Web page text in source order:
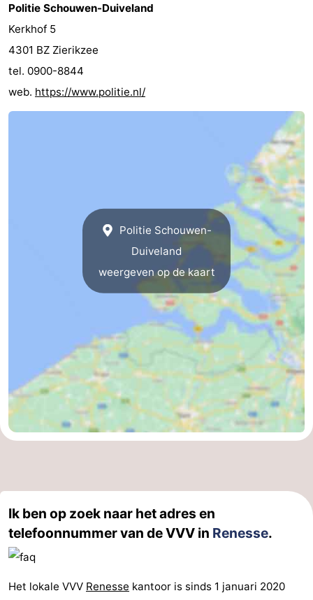
Politie Schouwen-Duiveland
Kerkhof 5
4301 BZ Zierikzee
tel. 0900-8844
web. https://www.politie.nl/
Politie Schouwen-
Duiveland
weergeven op de kaart
Ik ben op zoek naar het adres en
telefoonnummer van de VVV in Renesse.
Het lokale VVV Renesse kantoor is sinds 1 januari 2020